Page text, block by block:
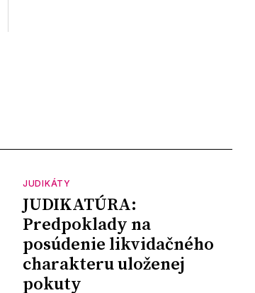
JUDIKÁTY
JUDIKATÚRA:
Predpoklady na
posúdenie likvidačného
charakteru uloženej
pokuty